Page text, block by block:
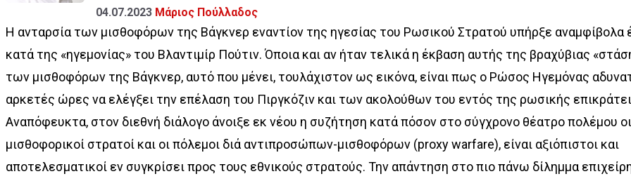
04.07.2023 Μάριος Πούλλαδος
Η ανταρσία των μισθοφόρων της Βάγκνερ εναντίον της ηγεσίας του Ρωσικού Στρατού υπήρξε αναμφίβολα
κατά της «ηγεμονίας» του Βλαντιμίρ Πούτιν. Όποια και αν ήταν τελικά η έκβαση αυτής της βραχύβιας
των μισθοφόρων της Βάγκνερ, αυτό που μένει, τουλάχιστον ως εικόνα, είναι πως ο Ρώσος Ηγεμόνας
αρκετές ώρες να ελέγξει την επέλαση του Πιργκόζιν και των ακολούθων του εντός της ρωσικής
Αναπόφευκτα, στον διεθνή διάλογο άνοιξε εκ νέου η συζήτηση κατά πόσον στο σύγχρονο θέατρο πολέμου οι
μισθοφορικοί στρατοί και οι πόλεμοι διά αντιπροσώπων-μισθοφόρων (proxy warfare), είναι αξιόπιστοι και
αποτελεσματικοί εν συγκρίσει προς τους εθνικούς στρατούς. Την απάντηση στο πιο πάνω δίλημμα